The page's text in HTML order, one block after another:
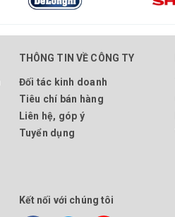
THÔNG TIN VỀ CÔNG TY
Đối tác kinh doanh
Tiêu chí bán hàng
Liên hệ, góp ý
Tuyển dụng
Kết nối với chúng tôi